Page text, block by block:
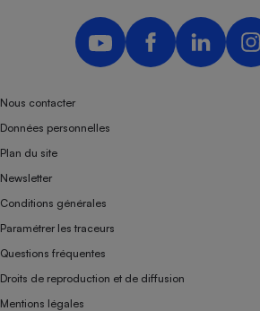
Nous contacter
Données personnelles
Plan du site
Newsletter
Conditions générales
Paramétrer les traceurs
Questions fréquentes
Droits de reproduction et de diffusion
Mentions légales